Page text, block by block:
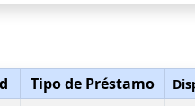
Tipo de Préstamo